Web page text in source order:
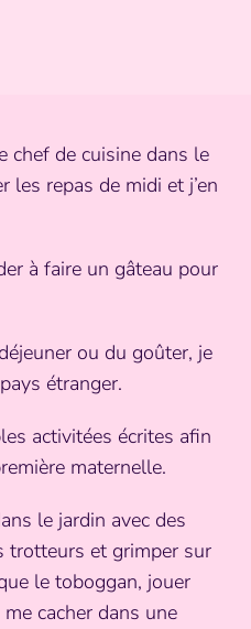
chef de cuisine dans le
les repas de midi et j’en
à faire un gâteau pour
ou du goûter, je
étranger.
activitées écrites afin
maternelle.
le jardin avec des
trotteurs et grimper sur
le toboggan, jouer
cacher dans une